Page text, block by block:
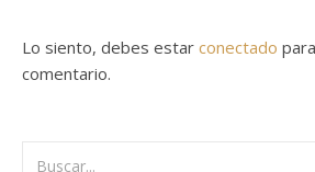
Lo siento, debes estar conectado
comentario.